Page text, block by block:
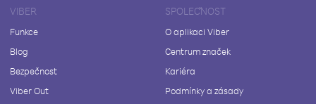
VIBER
Funkce
Blog
Bezpečnost
Viber Out
SPOLEČNOST
O aplikaci Viber
Centrum značek
Kariéra
Podmínky a zásady